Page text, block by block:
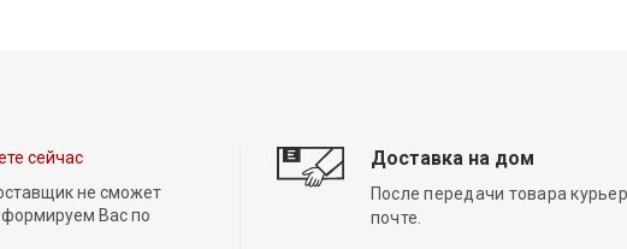
сейчас
не сможет
Вас по
Доставка на дом
После передачи товара
почте.